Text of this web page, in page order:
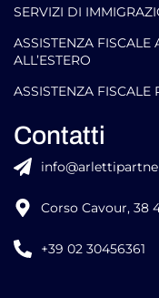
SERVIZI DI
ASSISTENZA FISCALE
ALL’ESTERO
ASSISTENZA FISCALE
Contatti
Corso Cavour, 38
+39 02 30456361